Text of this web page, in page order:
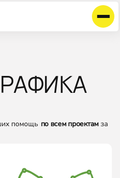
помощь по всем проектам за